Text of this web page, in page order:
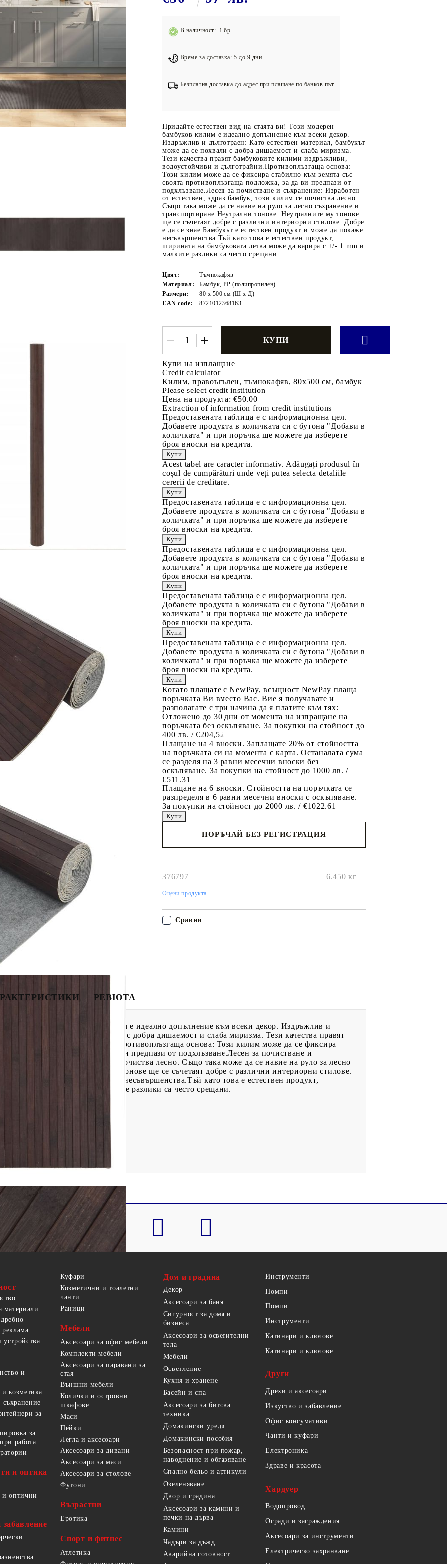
Подложки за фитнес уреди
Лостове за набиране
Силови кули
Йога и пилатес
В наличност: 1 бр.
Време за доставка: 5 до 9 дни
Безплатна доставка до адрес при плащане по банков път
Придайте естествен вид на стаята ви! Този модерен
бамбуков килим е идеално допълнение към всеки декор.
Издръжлив и дълготраен: Като естествен материал, бамбукът
може да се похвали с добра дишаемост и слаба миризма.
Тези качества правят бамбуковите килими издръжливи,
водоустойчиви и дълготрайни.Противоплъзгаща основа:
Този килим може да се фиксира стабилно към земята със
своята противоплъзгаща подложка, за да ви предпази от
подхлъзване.Лесен за почистване и съхранение: Изработен
от естествен, здрав бамбук, този килим се почиства лесно.
Също така може да се навие на руло за лесно съхранение и
транспортиране.Неутрални тонове: Неутралните му тонове
ще се съчетаят добре с различни интериорни стилове. Добре
е да се знае:Бамбукът е естествен продукт и може да покаже
несъвършенства.Тъй като това е естествен продукт,
ширината на бамбуковата летва може да варира с +/- 1 mm и
малките разлики са често срещани.
Цвят:
Тъмнокафяв
Материал:
Бамбук, PP (полипропилен)
Размери:
80 x 500 cм (Ш x Д)
EAN code:
8721012368163
Купи на изплащане
Credit calculator
Килим, правоъгълен, тъмнокафяв, 80x500 см, бамбук
Please select credit institution
Цена на продукта: €50.00
Extraction of information from credit institutions
Предоставената таблица е с информационна цел.
Добавете продукта в количката си с бутона "Добави в
количката" и при поръчка ще можете да изберете
броя вноски на кредита.
Acest tabel are caracter informativ. Adăugați produsul în
coșul de cumpărături unde veți putea selecta detaliile
cererii de creditare.
Предоставената таблица е с информационна цел.
Добавете продукта в количката си с бутона "Добави в
количката" и при поръчка ще можете да изберете
броя вноски на кредита.
Предоставената таблица е с информационна цел.
Добавете продукта в количката си с бутона "Добави в
количката" и при поръчка ще можете да изберете
броя вноски на кредита.
Предоставената таблица е с информационна цел.
Добавете продукта в количката си с бутона "Добави в
количката" и при поръчка ще можете да изберете
броя вноски на кредита.
Предоставената таблица е с информационна цел.
Добавете продукта в количката си с бутона "Добави в
количката" и при поръчка ще можете да изберете
броя вноски на кредита.
Когато плащате с NewPay, всъщност NewPay плаща
поръчката Ви вместо Вас. Вие я получавате и
разполагате с три начина да я платите към тях:
Отложено до 30 дни от момента на изпращане на
поръчката без оскъпяване. За покупки на стойност до
400 лв. / €204,52
Плащане на 4 вноски. Заплащате 20% от стойността
на поръчката си на момента с карта. Останалата сума
се разделя на 3 равни месечни вноски без
оскъпяване. За покупки на стойност до 1000 лв. /
€511.31
Плащане на 6 вноски. Стойността на поръчката се
разпределя в 6 равни месечни вноски с оскъпяване.
За покупки на стойност до 2000 лв. / €1022.61
ПОРЪЧАЙ БЕЗ РЕГИСТРАЦИЯ
376797 6.450 кг
Оцени продукта
Сравни
РЕВЮТА
Този модерен бамбуков килим е идеално допълнение към всеки декор. Издръжлив и
бамбукът може да се похвали с добра дишаемост и слаба миризма. Тези качества правят
и дълготрайни.Противоплъзгаща основа: Този килим може да се фиксира
подложка, за да ви предпази от подхлъзване.Лесен за почистване и
здрав бамбук, този килим се почиства лесно. Също така може да се навие на руло за лесно
тонове: Неутралните му тонове ще се съчетаят добре с различни интериорни стилове.
продукт и може да покаже несъвършенства.Тъй като това е естествен продукт,
да варира с +/- 1 mm и малките разлики са често срещани.
материали
и
козметика
за
за
работа
и оптика
и оптични
забавление
Куфари
Козметични и тоалетни
чанти
Раници
Мебели
Аксесоари за офис мебели
Комплекти мебели
Аксесоари за паравани за
стая
Външни мебели
Колички и островни
шкафове
Маси
Пейки
Легла и аксесоари
Аксесоари за дивани
Аксесоари за маси
Аксесоари за столове
Футони
Възрастни
Еротика
Спорт и фитнес
Атлетика
Дом и градина
Декор
Аксесоари за баня
Сигурност за дома и
бизнеса
Аксесоари за осветителни
тела
Мебели
Осветление
Кухня и хранене
Басейн и спа
Аксесоари за битова
техника
Домакински уреди
Домакински пособия
Безопасност при пожар,
наводнение и обгазяване
Спално бельо и артикули
Озеленяване
Двор и градина
Аксесоари за камини и
печки на дърва
Камини
Чадъри за дъжд
Аварийна готовност
Инструменти
Помпи
Помпи
Инструменти
Катинари и ключове
Катинари и ключове
Други
Дрехи и аксесоари
Изкуство и забавление
Офис консумативи
Чанти и куфари
Електроника
Здраве и красота
Хардуер
Водопровод
Огради и заграждения
Аксесоари за инструменти
Електрическо захранване